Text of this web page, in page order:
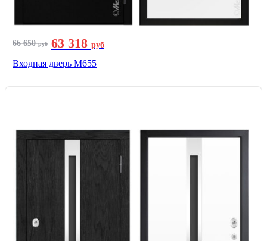
66 650руб 63 318 руб
Входная дверь М655